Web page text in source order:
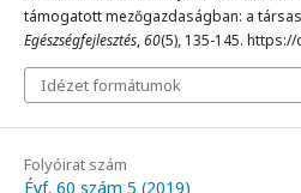
támogatott mezőgazdaságban: a
Egészségfejlesztés,60(5), 135-145.
Idézet formátumok
Folyóirat szám
Évf. 60 szám 5 (2019)